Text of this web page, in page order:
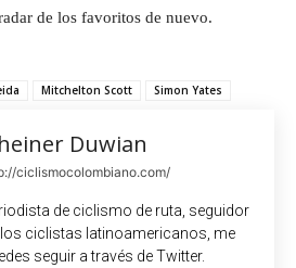
de los favoritos de nuevo.
Mitchelton Scott Simon Yates
Duwian
ciclismocolombiano.com/
de ciclismo de ruta, seguidor
los ciclistas latinoamericanos, me
seguir a través de Twitter.